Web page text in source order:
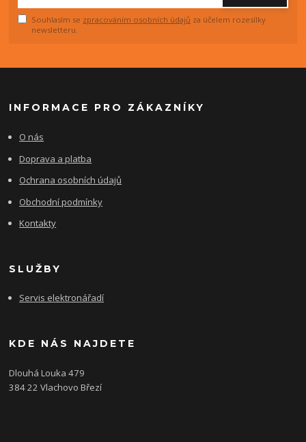
Souhlasím se zpracováním osobních údajů za účelem rozesílky
newsletteru.
INFORMACE PRO ZÁKAZNÍKY
O nás
Doprava a platba
Ochrana osobních údajů
Obchodní podmínky
Kontakty
SLUŽBY
Servis elektronářadí
KDE NÁS NAJDETE
Dlouhá Louka 479
384 22 Vlachovo Březí